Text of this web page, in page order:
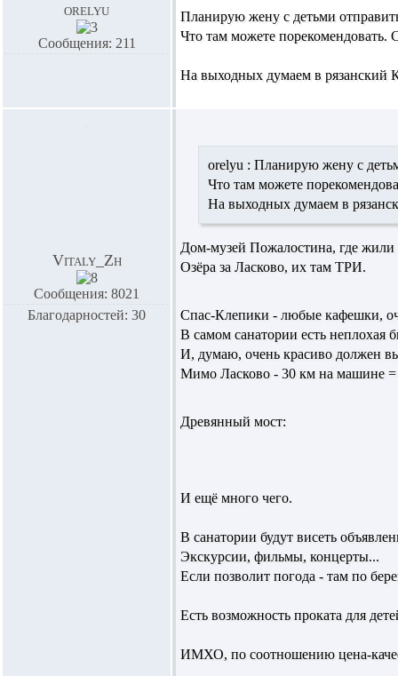
orelyu
Сообщения: 211
Планирую жену с детьми
Что там можете порекомендовать.
На выходных думаем в рязанский
Vitaly_Zh
Сообщения: 8021
Благодарностей: 30
orelyu : Планирую жену с
Что там можете
На выходных думаем в
Дом-музей Пожалостина, где жили
Озёра за Ласково, их там ТРИ.
Спас-Клепики - любые кафешки,
В самом санатории есть неплохая
И, думаю, очень красиво должен
Мимо Ласково - 30 км на машине =
Древянный мост:
И ещё много чего.
В санатории будут висеть
Экскурсии, фильмы, концерты...
Если позволит погода - там по
Есть возможность проката для
ИМХО, по соотношению цена-